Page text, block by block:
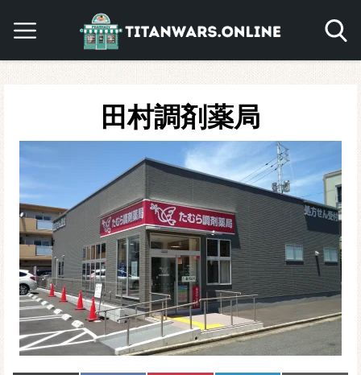
田村調剤薬局